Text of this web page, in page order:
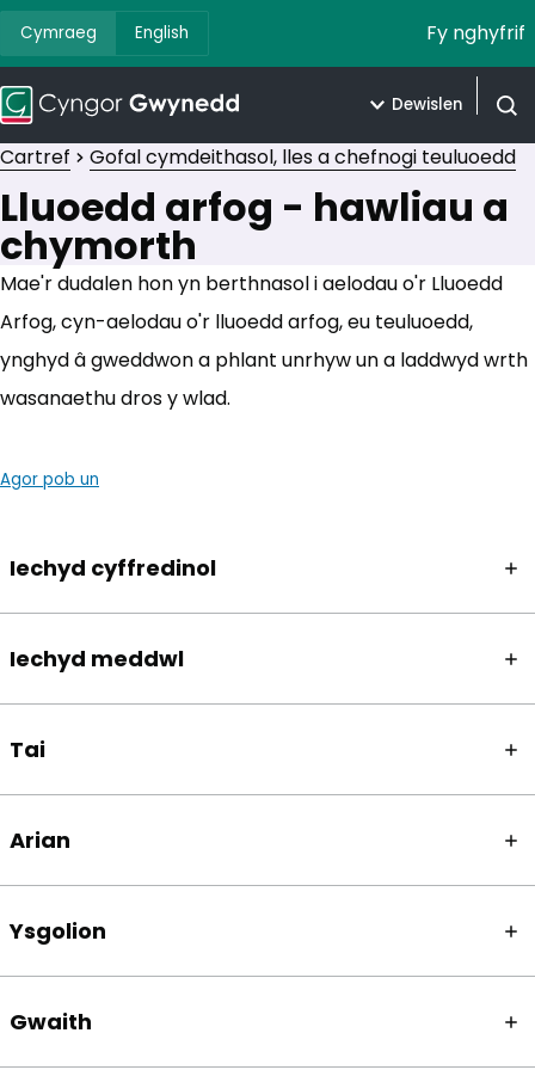
Cymraeg English Fy nghyfrif
Dewislen
Cartref Gofal cymdeithasol, lles a chefnogi teuluoedd
Lluoedd arfog - hawliau a
chymorth
Mae'r dudalen hon yn berthnasol i aelodau o'r Lluoedd
Arfog, cyn-aelodau o'r lluoedd arfog, eu teuluoedd,
ynghyd â gweddwon a phlant unrhyw un a laddwyd wrth
wasanaethu dros y wlad.
Agor pob un
Iechyd cyffredinol
Iechyd meddwl
Tai
Arian
Ysgolion
Gwaith